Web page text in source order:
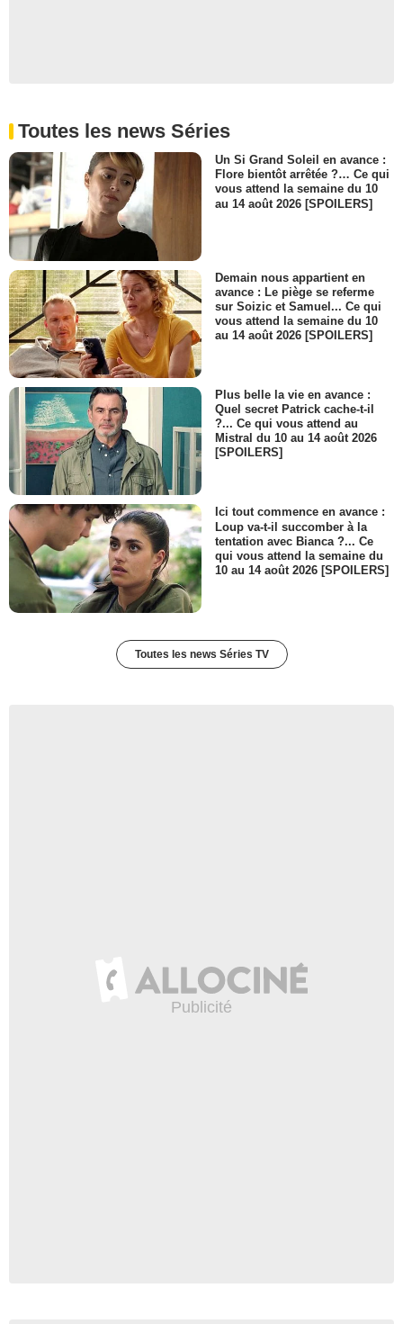
Toutes les news Séries
Un Si Grand Soleil en avance :
Flore bientôt arrêtée ?… Ce qui
vous attend la semaine du 10
au 14 août 2026 [SPOILERS]
Demain nous appartient en
avance : Le piège se referme
sur Soizic et Samuel... Ce qui
vous attend la semaine du 10
au 14 août 2026 [SPOILERS]
Plus belle la vie en avance :
Quel secret Patrick cache-t-il
?... Ce qui vous attend au
Mistral du 10 au 14 août 2026
[SPOILERS]
Ici tout commence en avance :
Loup va-t-il succomber à la
tentation avec Bianca ?... Ce
qui vous attend la semaine du
10 au 14 août 2026 [SPOILERS]
Toutes les news Séries TV